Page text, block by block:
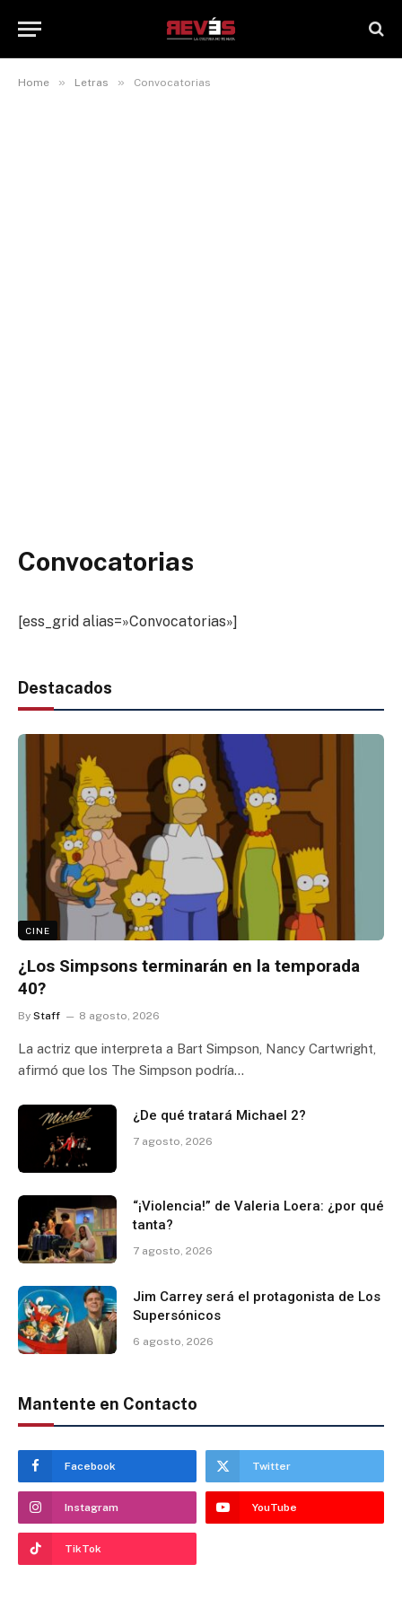
Home » Letras » Convocatorias
Convocatorias
[ess_grid alias=»Convocatorias»]
Destacados
CINE
¿Los Simpsons terminarán en la temporada
40?
By Staff 8 agosto, 2026
La actriz que interpreta a Bart Simpson, Nancy Cartwright,
afirmó que los The Simpson podría…
¿De qué tratará Michael 2?
7 agosto, 2026
“¡Violencia!” de Valeria Loera: ¿por qué
tanta?
7 agosto, 2026
Jim Carrey será el protagonista de Los
Supersónicos
6 agosto, 2026
Mantente en Contacto
Facebook Twitter
Instagram YouTube
TikTok